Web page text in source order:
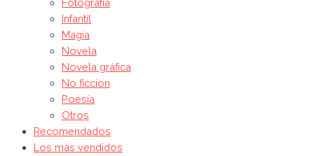
Infantil
Magia
Novela
Novela gráfica
No ficcion
Poesía
Otros
Recomendados
Los más vendidos